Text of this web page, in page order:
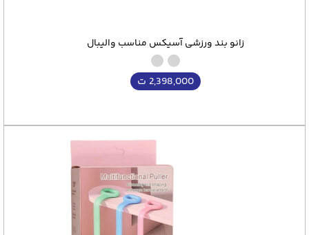
زانو بند ورزشی آسیکس مناسب والیبال
2,398,000 ت